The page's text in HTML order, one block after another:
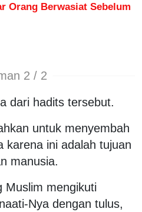
Orang Berwasiat Sebelum
2 / 2
dari hadits tersebut.
untuk menyembah
karena ini adalah tujuan
manusia.
Muslim mengikuti
Nya dengan tulus,